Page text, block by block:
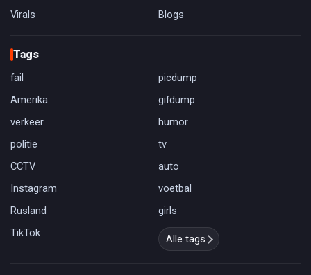
Virals
Blogs
Tags
fail
picdump
Amerika
gifdump
verkeer
humor
politie
tv
CCTV
auto
Instagram
voetbal
Rusland
girls
TikTok
Alle tags